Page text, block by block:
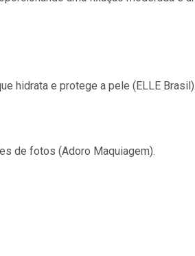
hidrata e protege a pele​ (ELLE Brasil)​.
de fotos​ (Adoro Maquiagem)​.